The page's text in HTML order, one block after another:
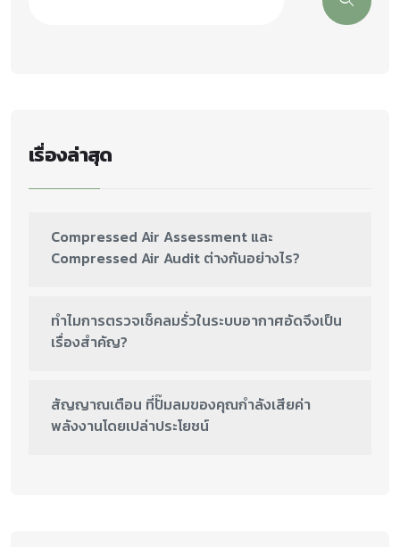
เรื่องล่าสุด
Compressed Air Assessment และ
Compressed Air Audit ต่างกันอย่างไร?
ทำไมการตรวจเช็คลมรั่วในระบบอากาศอัดจึงเป็น
เรื่องสำคัญ?
สัญญาณเตือน ที่ปั๊มลมของคุณกำลังเสียค่า
พลังงานโดยเปล่าประโยชน์